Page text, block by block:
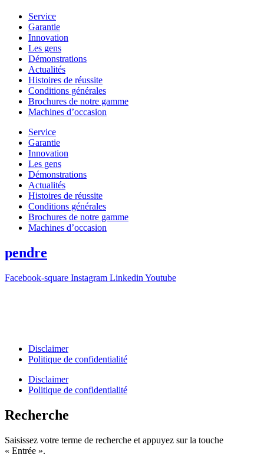
Service
Garantie
Innovation
Les gens
Démonstrations
Actualités
Histoires de réussite
Conditions générales
Brochures de notre gamme
Machines d’occasion
Service
Garantie
Innovation
Les gens
Démonstrations
Actualités
Histoires de réussite
Conditions générales
Brochures de notre gamme
Machines d’occasion
pendre
Facebook-square Instagram Linkedin Youtube
Disclaimer
Politique de confidentialité
Disclaimer
Politique de confidentialité
Recherche
Saisissez votre terme de recherche et appuyez sur la touche
« Entrée ».